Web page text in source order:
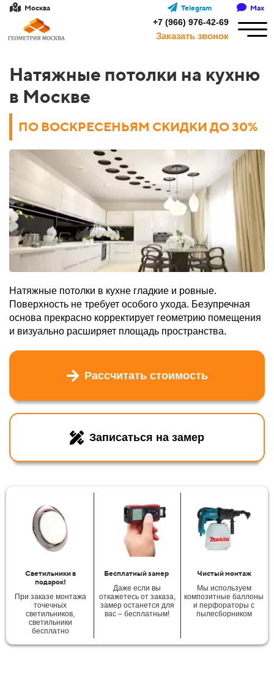
Москва Telegram Max
+7 (966) 976-42-69
Заказать звонок
Натяжные потолки на кухню
в Москве
ПО ВОСКРЕСЕНЬЯМ СКИДКИ ДО 30%
Натяжные потолки в кухне гладкие и ровные.
Поверхность не требует особого ухода. Безупречная
основа прекрасно корректирует геометрию помещения
и визуально расширяет площадь пространства.
Рассчитать стоимость
Записаться на замер
Светильники в
подарок!
При заказе монтажа
точечных
светильников,
светильники
бесплатно
Бесплатный замер
Даже если вы
откажетесь от заказа,
замер останется для
вас – бесплатным!
Чистый монтаж
Мы используем
композитные баллоны
и перфораторы с
пылесборником